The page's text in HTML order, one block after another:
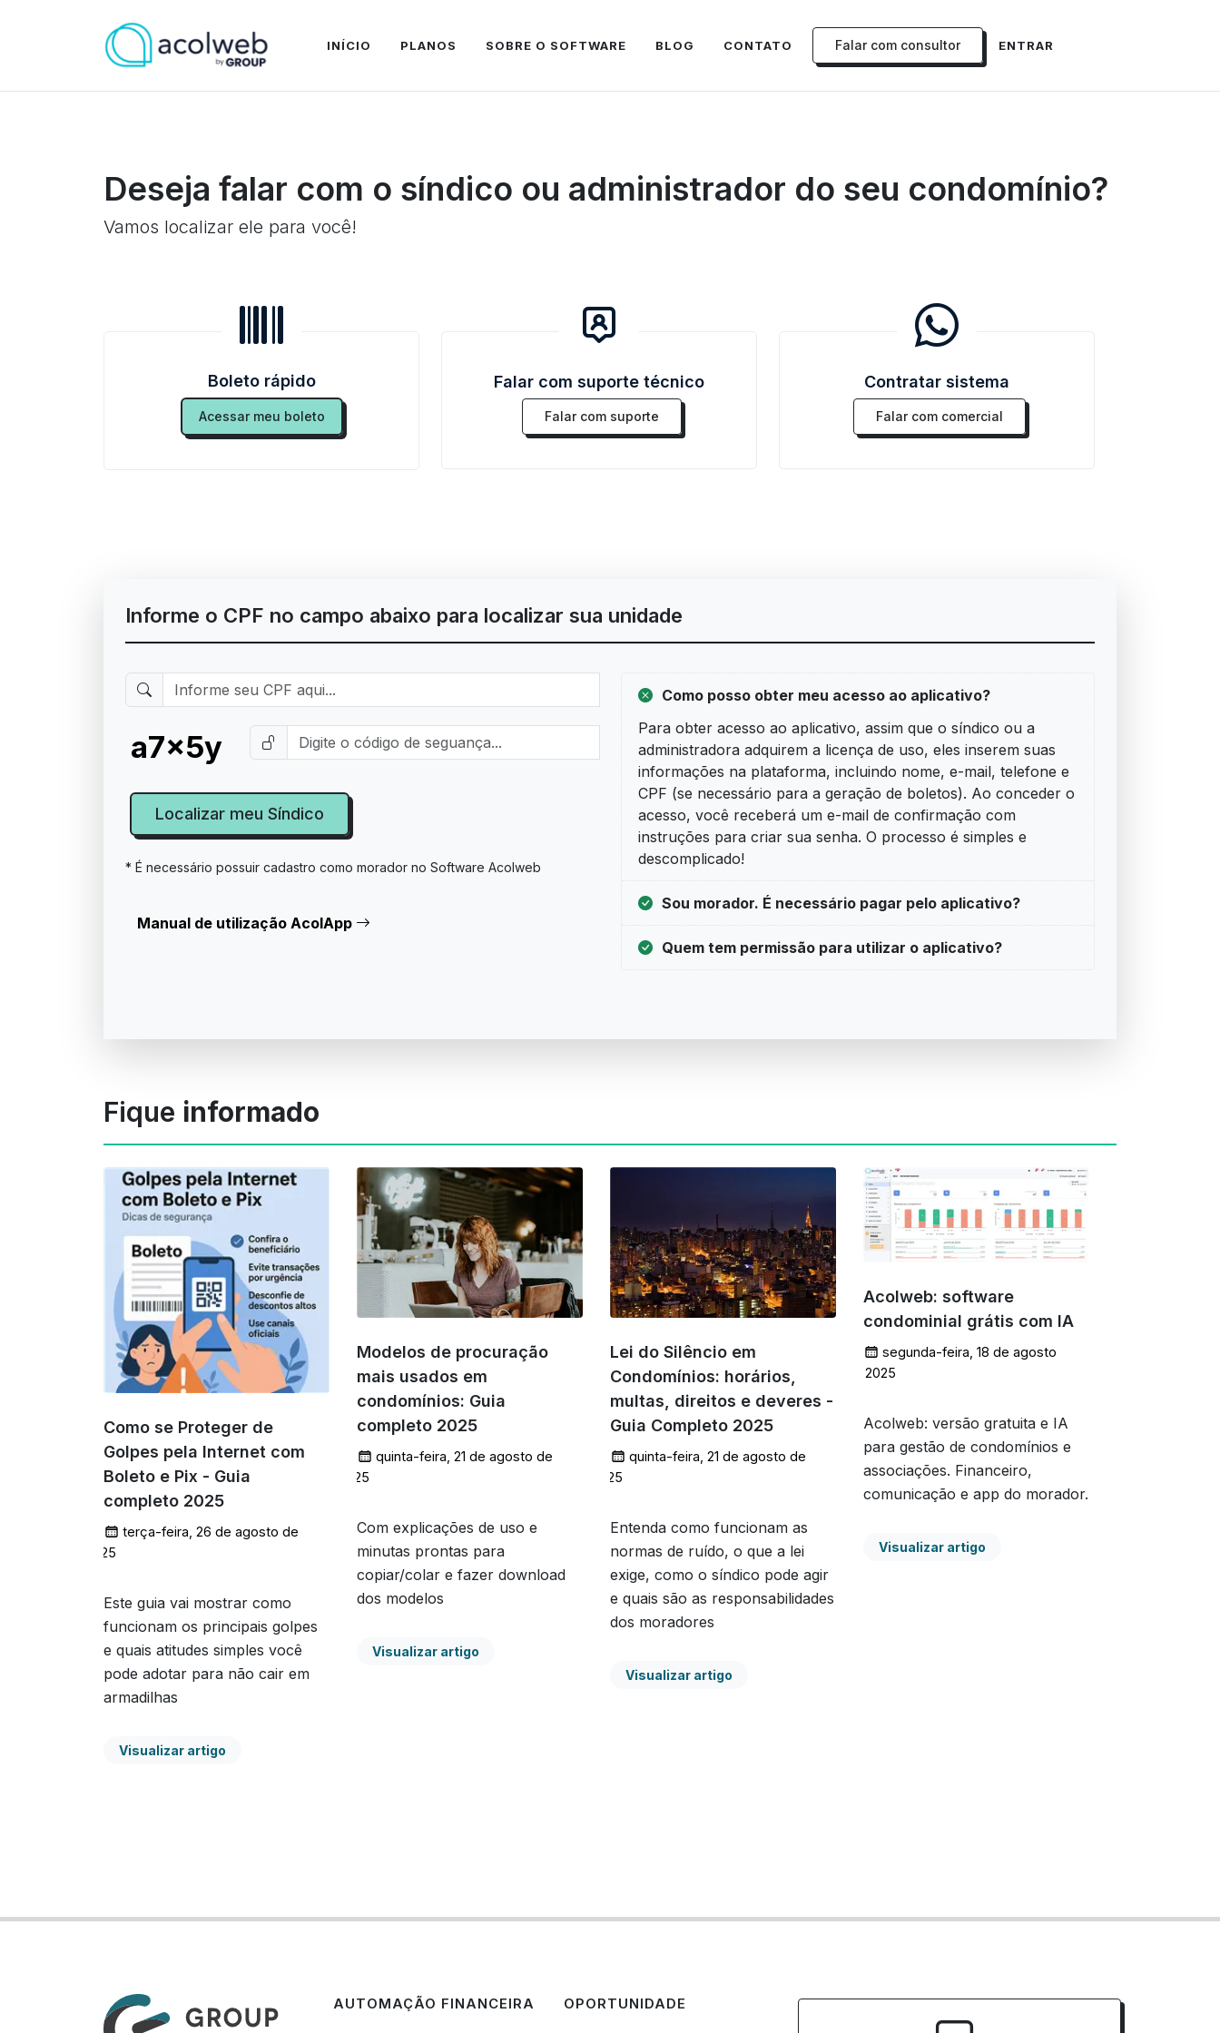
INÍCIO PLANOS SOBRE O SOFTWARE BLOG CONTATO Falar com consultor ENTRAR
Deseja falar com o síndico ou administrador do seu condomínio?
Vamos localizar ele para você!
Boleto rápido
Acessar meu boleto
Falar com suporte técnico
Falar com suporte
Contratar sistema
Falar com comercial
Informe o CPF no campo abaixo para localizar sua unidade
a7x5y
Localizar meu Síndico
* É necessário possuir cadastro como morador no Software Acolweb
Manual de utilização AcolApp
Como posso obter meu acesso ao aplicativo?
Para obter acesso ao aplicativo, assim que o síndico ou a
administradora adquirem a licença de uso, eles inserem suas
informações na plataforma, incluindo nome, e-mail, telefone e
CPF (se necessário para a geração de boletos). Ao conceder o
acesso, você receberá um e-mail de confirmação com
instruções para criar sua senha. O processo é simples e
descomplicado!
Sou morador. É necessário pagar pelo aplicativo?
Quem tem permissão para utilizar o aplicativo?
Fique informado
Como se Proteger de
Golpes pela Internet com
Boleto e Pix - Guia
completo 2025
terça-feira, 26 de agosto de
2025
Este guia vai mostrar como
funcionam os principais golpes
e quais atitudes simples você
pode adotar para não cair em
armadilhas
Visualizar artigo
Modelos de procuração
mais usados em
condomínios: Guia
completo 2025
quinta-feira, 21 de agosto de
2025
Com explicações de uso e
minutas prontas para
copiar/colar e fazer download
dos modelos
Visualizar artigo
Lei do Silêncio em
Condomínios: horários,
multas, direitos e deveres -
Guia Completo 2025
quinta-feira, 21 de agosto de
2025
Entenda como funcionam as
normas de ruído, o que a lei
exige, como o síndico pode agir
e quais são as responsabilidades
dos moradores
Visualizar artigo
Acolweb: software
condominial grátis com IA
segunda-feira, 18 de agosto
de 2025
Acolweb: versão gratuita e IA
para gestão de condomínios e
associações. Financeiro,
comunicação e app do morador.
Visualizar artigo
AUTOMAÇÃO FINANCEIRA OPORTUNIDADE